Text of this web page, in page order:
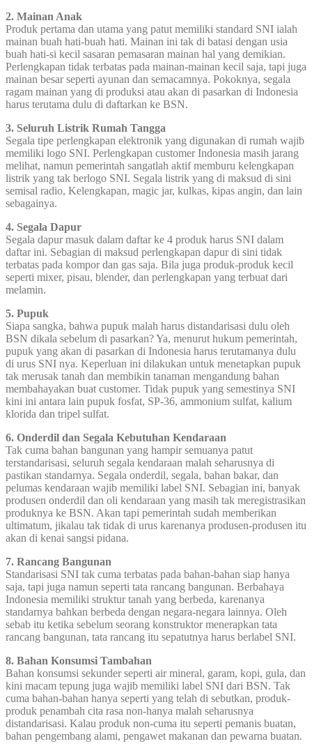
2. Mainan Anak
Produk pertama dan utama yang patut memiliki standard SNI ialah
mainan buah hati-buah hati. Mainan ini tak di batasi dengan usia
buah hati-si kecil sasaran pemasaran mainan hal yang demikian.
Perlengkapan tidak terbatas pada mainan-mainan kecil saja, tapi juga
mainan besar seperti ayunan dan semacamnya. Pokoknya, segala
ragam mainan yang di produksi atau akan di pasarkan di Indonesia
harus terutama dulu di daftarkan ke BSN.
3. Seluruh Listrik Rumah Tangga
Segala tipe perlengkapan elektronik yang digunakan di rumah wajib
memiliki logo SNI. Perlengkapan customer Indonesia masih jarang
melihat, namun pemerintah sangatlah aktif memburu kelengkapan
listrik yang tak berlogo SNI. Segala listrik yang di maksud di sini
semisal radio, Kelengkapan, magic jar, kulkas, kipas angin, dan lain
sebagainya.
4. Segala Dapur
Segala dapur masuk dalam daftar ke 4 produk harus SNI dalam
daftar ini. Sebagian di maksud perlengkapan dapur di sini tidak
terbatas pada kompor dan gas saja. Bila juga produk-produk kecil
seperti mixer, pisau, blender, dan perlengkapan yang terbuat dari
melamin.
5. Pupuk
Siapa sangka, bahwa pupuk malah harus distandarisasi dulu oleh
BSN dikala sebelum di pasarkan? Ya, menurut hukum pemerintah,
pupuk yang akan di pasarkan di Indonesia harus terutamanya dulu
di urus SNI nya. Keperluan ini dilakukan untuk menetapkan pupuk
tak merusak tanah dan membikin tanaman mengandung bahan
membahayakan buat customer. Tidak pupuk yang semestinya SNI
kini ini antara lain pupuk fosfat, SP-36, ammonium sulfat, kalium
klorida dan tripel sulfat.
6. Onderdil dan Segala Kebutuhan Kendaraan
Tak cuma bahan bangunan yang hampir semuanya patut
terstandarisasi, seluruh segala kendaraan malah seharusnya di
pastikan standarnya. Segala onderdil, segala, bahan bakar, dan
pelumas kendaraan wajib memiliki label SNI. Sebagian ini, banyak
produsen onderdil dan oli kendaraan yang masih tak meregistrasikan
produknya ke BSN. Akan tapi pemerintah sudah memberikan
ultimatum, jikalau tak tidak di urus karenanya produsen-produsen itu
akan di kenai sangsi pidana.
7. Rancang Bangunan
Standarisasi SNI tak cuma terbatas pada bahan-bahan siap hanya
saja, tapi juga namun seperti tata rancang bangunan. Berbahaya
Indonesia memiliki struktur tanah yang berbeda, karenanya
standarnya bahkan berbeda dengan negara-negara lainnya. Oleh
sebab itu ketika sebelum seorang konstruktor menerapkan tata
rancang bangunan, tata rancang itu sepatutnya harus berlabel SNI.
8. Bahan Konsumsi Tambahan
Bahan konsumsi sekunder seperti air mineral, garam, kopi, gula, dan
kini macam tepung juga wajib memiliki label SNI dari BSN. Tak
cuma bahan-bahan hanya seperti yang telah di sebutkan, produk-
produk penambah cita rasa non-hanya malah seharusnya
distandarisasi. Kalau produk non-cuma itu seperti pemanis buatan,
bahan pengembang alami, pengawet makanan dan pewarna buatan.